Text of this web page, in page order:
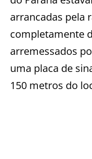
arrancadas pela
completamente
arremessados
uma placa de
150 metros do